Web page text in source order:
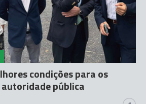
condições para os
pública